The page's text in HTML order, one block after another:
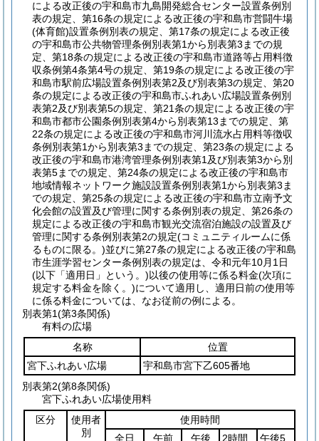
による改正後の宇和島市九島開発総合センター設置条例別
表の規定、第16条の規定による改正後の宇和島市営闘牛場
(体育館)設置条例別表の規定、第17条の規定による改正後
の宇和島市公共物管理条例別表第1から別表第3までの規
定、第18条の規定による改正後の宇和島市道路等占用料徴
収条例第4条第4号の規定、第19条の規定による改正後の宇
和島市駅前広場設置条例別表第2及び別表第3の規定、第20
条の規定による改正後の宇和島市ふれあい広場設置条例別
表第2及び別表第5の規定、第21条の規定による改正後の宇
和島市都市公園条例別表第4から別表第13までの規定、第
22条の規定による改正後の宇和島市河川流水占用料等徴収
条例別表第1から別表第3までの規定、第23条の規定による
改正後の宇和島市港湾管理条例別表第1及び別表第3から別
表第5までの規定、第24条の規定による改正後の宇和島市
地域情報ネットワーク施設設置条例別表第1から別表第3ま
での規定、第25条の規定による改正後の宇和島市立南予文
化会館の設置及び管理に関する条例別表の規定、第26条の
規定による改正後の宇和島市観光交流宿泊施設の設置及び
管理に関する条例別表第2の規定(コミュニティルームに係
るものに限る。)並びに第27条の規定による改正後の宇和島
市生涯学習センター条例別表の規定は、令和元年10月1日
(以下「適用日」という。)以後の使用等に係る料金(次項に
規定する料金を除く。)について適用し、適用日前の使用等
に係る料金については、なお従前の例による。
別表第1(第3条関係)
有料の広場
名称
位置
宮下ふれあい広場
宇和島市宮下乙605番地
別表第2(第8条関係)
宮下ふれあい広場使用料
区分
使用者
別
使用時間
全日
午前 午後
2時間
午後5